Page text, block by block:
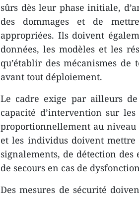
sûrs dès leur phase initiale,
des dommages et de
appropriées. Ils doivent
données, les modèles et les
qu’établir des mécanismes
avant tout déploiement.
Le cadre exige par ailleurs
capacité d’intervention sur
proportionnellement au niveau
et les individus doivent mettre
signalements, de détection
de secours en cas de
Des mesures de sécurité